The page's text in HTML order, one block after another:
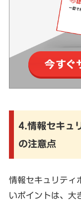
4.情報セキュ
の注意点
情報セキュリティ
いポイントは、大